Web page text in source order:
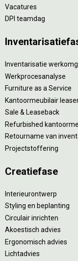
Vacatures
DPI teamdag
Inventarisatie
Werkprocesanalyse
Furniture as a Service
Kantoormeubilair
Sale & Leaseback
Refurbished
Retourname van
Projectstoffering
Creatiefase
Interieurontwerp
Styling en beplanting
Circulair inrichten
Akoestisch advies
Ergonomisch advies
Lichtadvies